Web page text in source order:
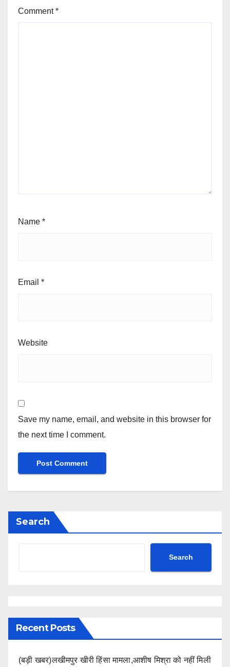
Comment*
Name *
Email *
Website
Save my name, email, and website in this browser for
the next time I comment.
Search
Search
Recent Posts
(बड़ी खबर)लखीमपुर खीरी हिंसा मामला,आशीष मिश्रा को नहीं मिली